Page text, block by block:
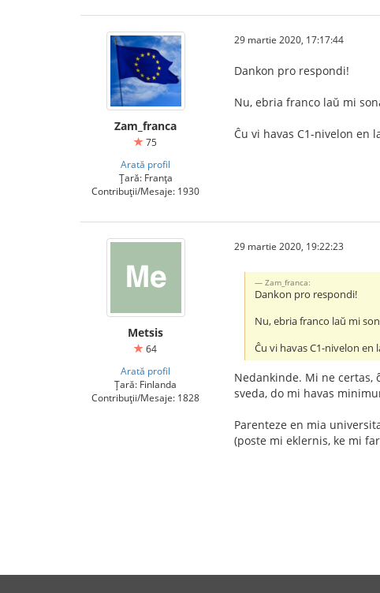
Zam_franca
75
Arată profil
Țară: Franța
Contribuții/Mesaje: 1930
29 martie 2020, 17:17:44
Dankon pro respondi!
Nu, ebria franco laŭ mi
Ĉu vi havas C1-nivelon en
Metsis
64
Arată profil
Țară: Finlanda
Contribuții/Mesaje: 1828
29 martie 2020, 19:22:23
Zam_franca:
Dankon pro respondi!
Nu, ebria franco laŭ mi
Ĉu vi havas C1-nivelon en
Nedankinde. Mi ne certas,
sveda, do mi havas
Parenteze en mia
(poste mi eklernis, ke mi